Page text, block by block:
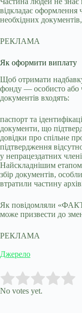
відкладає оформлення
необхідних
РЕКЛАМА
Як оформити виплату
Щоб отримати
фонду — особисто або
документів входять:
паспорт та
документи, що
довідки про спільне
підтвердження
у непрацездатних
Найскладнішим етапом
збір документів,
втратили частину
Як повідомляли
може призвести до
РЕКЛАМА
Джерело
Rate this item:
No votes yet.